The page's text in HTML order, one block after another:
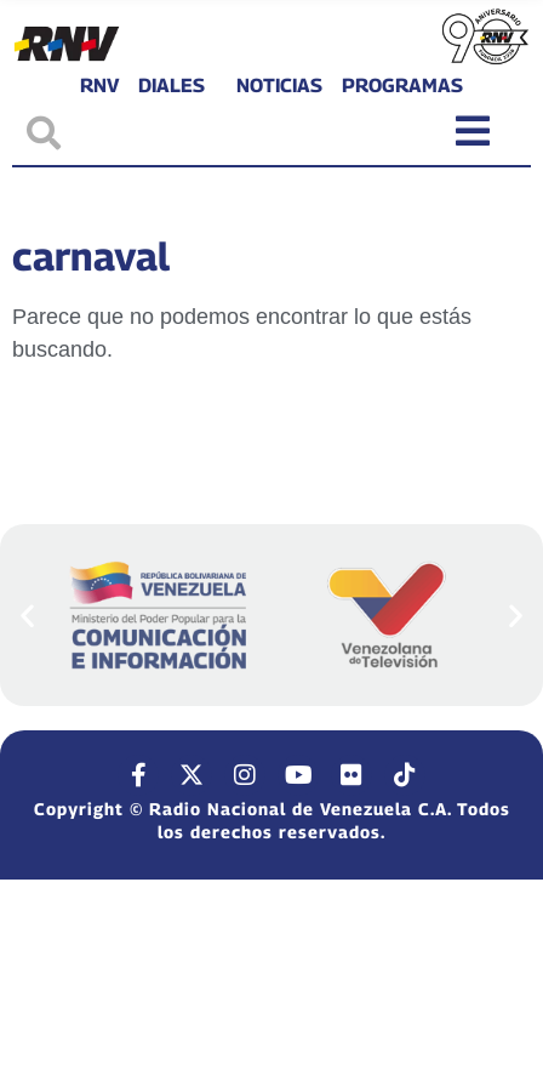
RNV DIALES NOTICIAS PROGRAMAS
carnaval
Parece que no podemos encontrar lo que estás
buscando.
Copyright © Radio Nacional de Venezuela C.A. Todos
los derechos reservados.